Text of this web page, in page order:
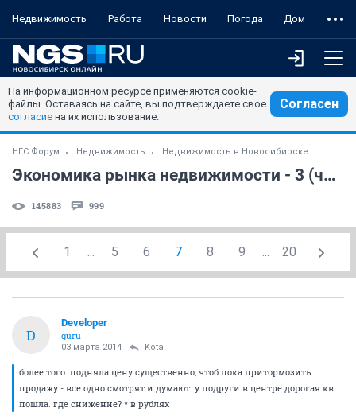
Недвижимость Работа Новости Погода Дом
На информационном ресурсе применяются cookie-
файлы. Оставаясь на сайте, вы подтверждаете свое
согласие на их использование.
Согласен
НГС.Форум Недвижимость Недвижимость в Новосибирске
Экономика рынка недвижимости - 3 (часть 3)
145883 999
1 ... 5 6 7 8 9 ... 20
D
Developer
guru
03 марта 2014 Kota
более того..подняла цену существенно, чтоб пока притормозить
продажу - все одно смотрят и думают. у подруги в центре дорогая кв
пошла. где снижение? * в рублях